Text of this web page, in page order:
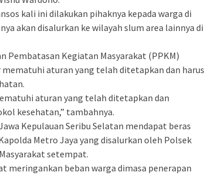
kali ini dilakukan pihaknya kepada warga di
akan disalurkan ke wilayah slum area lainnya di
Pembatasan Kegiatan Masyarakat (PPKM)
aturan yang telah ditetapkan dan harus
aturan yang telah ditetapkan dan
kesehatan,” tambahnya.
Kepulauan Seribu Selatan mendapat beras
Metro Jaya yang disalurkan oleh Polsek
setempat.
meringankan beban warga dimasa penerapan